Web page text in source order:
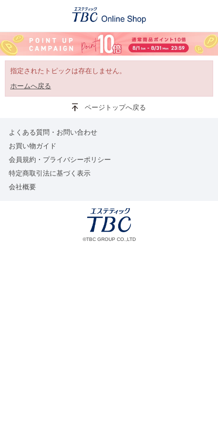
指定されたトピックは存在しません。
ホームへ戻る
ページトップへ戻る
よくある質問・お問い合わせ
お買い物ガイド
会員規約・プライバシーポリシー
特定商取引法に基づく表示
会社概要
©TBC GROUP CO.,LTD